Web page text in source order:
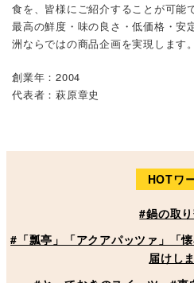
食を、皆様にご紹介することが可能で
最高の鮮度・味の良さ・低価格・安
洲ならではの商品企画を実現します。
創業年：2004
代表者：萩原章史
HOTワ
#鍋の取
#「瓢亭」「アクアパッツァ」「
届けし